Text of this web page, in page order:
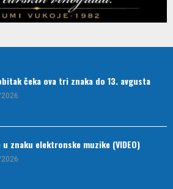
čeka ova tri znaka do 13. avgusta
znaku elektronske muzike (VIDEO)